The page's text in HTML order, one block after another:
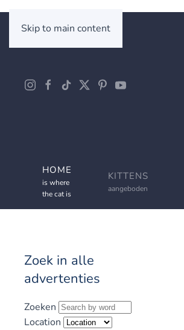
Skip to main content
HOME
is where
the cat is
KITTENS
aangeboden
Zoek in alle
advertenties
Zoeken
Location